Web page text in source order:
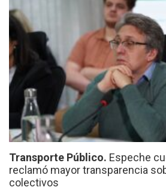
Transporte Público. Espeche
reclamó mayor transparencia
colectivos